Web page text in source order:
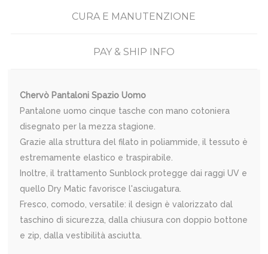
CURA E MANUTENZIONE
PAY & SHIP INFO
Chervò Pantaloni Spazio Uomo
Pantalone uomo cinque tasche con mano cotoniera
disegnato per la mezza stagione.
Grazie alla struttura del filato in poliammide, il tessuto è
estremamente elastico e traspirabile.
Inoltre, il trattamento Sunblock protegge dai raggi UV e
quello Dry Matic favorisce l'asciugatura.
Fresco, comodo, versatile: il design è valorizzato dal
taschino di sicurezza, dalla chiusura con doppio bottone
e zip, dalla vestibilità asciutta.